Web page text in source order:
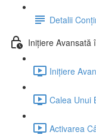
Detalii
Inițiere Avansată
Inițiere
Calea Unui
Activarea